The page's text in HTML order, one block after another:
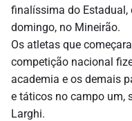
finalíssima do Estadual,
domingo, no Mineirão.
Os atletas que
competição nacional
academia e os demais
e táticos no campo um,
Larghi.